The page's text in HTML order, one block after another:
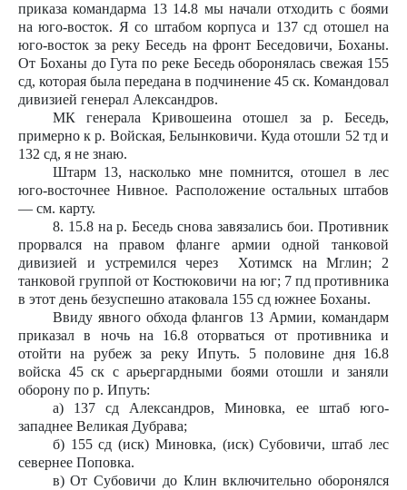
приказа командарма 13 14.8 мы начали отходить с боями
на юго-восток. Я со штабом корпуса и 137 сд отошел на
юго-восток за реку Беседь на фронт Беседовичи, Боханы.
От Боханы до Гута по реке Беседь оборонялась свежая 155
сд, которая была передана в подчинение 45 ск. Командовал
дивизией генерал Александров.
МК генерала Кривошеина отошел за р. Беседь,
примерно к р. Войская, Белынковичи. Куда отошли 52 тд и
132 сд, я не знаю.
Штарм 13, насколько мне помнится, отошел в лес
юго-восточнее Нивное. Расположение остальных штабов
— см. карту.
8. 15.8 на р. Беседь снова завязались бои. Противник
прорвался на правом фланге армии одной танковой
дивизией и устремился через
Хотимск на Мглин; 2
танковой группой от Костюковичи на юг; 7 пд противника
в этот день безуспешно атаковала 155 сд южнее Боханы.
Ввиду явного обхода флангов 13 Армии, командарм
приказал в ночь на 16.8 оторваться от противника и
отойти на рубеж за реку Ипуть. 5 половине дня 16.8
войска 45 ск с арьергардными боями отошли и заняли
оборону по р. Ипуть:
а) 137 сд Александров, Миновка, ее штаб юго-
западнее Великая Дубрава;
б) 155 сд (иск) Миновка, (иск) Субовичи, штаб лес
севернее Поповка.
в) От Субовичи до Клин включительно оборонялся